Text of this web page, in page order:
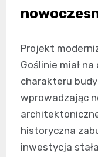
Projekt
Goślinie miał
charakteru
wprowadzając
historyczna
inwestycja